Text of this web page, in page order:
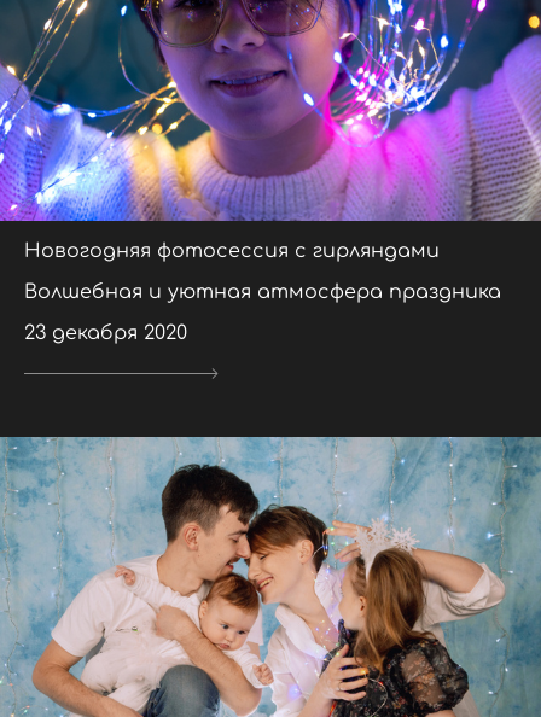
Новогодняя фотосессия с гирляндами
Волшебная и уютная атмосфера праздника
23 декабря 2020